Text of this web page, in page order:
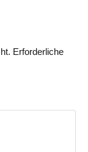
Erforderliche